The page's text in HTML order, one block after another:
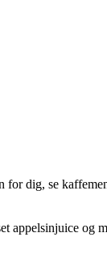
dig, se
appelsinjuice og